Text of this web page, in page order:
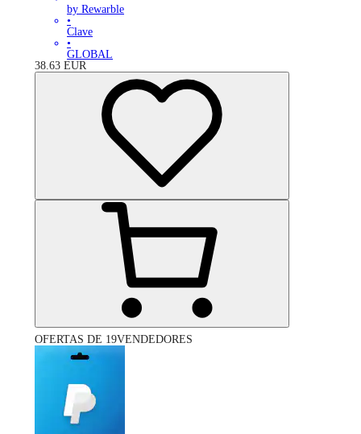
by Rewarble
•
Clave
•
GLOBAL
38.63 EUR
OFERTAS DE 19VENDEDORES